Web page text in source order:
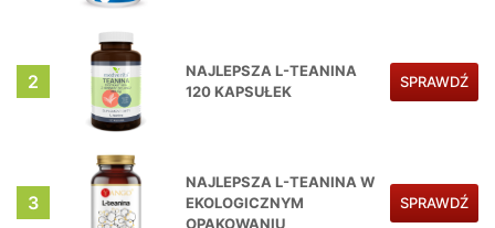
2
NAJLEPSZA L-TEANINA
120 KAPSUŁEK
SPRAWDŹ
3
NAJLEPSZA L-TEANINA W
EKOLOGICZNYM
OPAKOWANIU
SPRAWDŹ